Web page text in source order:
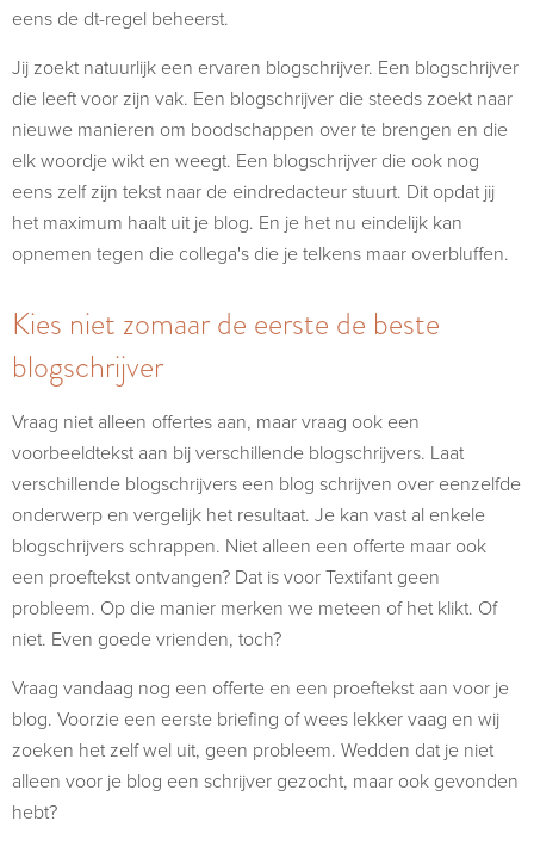
eens de dt-regel beheerst.
Jij zoekt natuurlijk een ervaren blogschrijver. Een blogschrijver
die leeft voor zijn vak. Een blogschrijver die steeds zoekt naar
nieuwe manieren om boodschappen over te brengen en die
elk woordje wikt en weegt. Een blogschrijver die ook nog
eens zelf zijn tekst naar de eindredacteur stuurt. Dit opdat jij
het maximum haalt uit je blog. En je het nu eindelijk kan
opnemen tegen die collega's die je telkens maar overbluffen.
Kies niet zomaar de eerste de beste
blogschrijver
Vraag niet alleen offertes aan, maar vraag ook een
voorbeeldtekst aan bij verschillende blogschrijvers. Laat
verschillende blogschrijvers een blog schrijven over eenzelfde
onderwerp en vergelijk het resultaat. Je kan vast al enkele
blogschrijvers schrappen. Niet alleen een offerte maar ook
een proeftekst ontvangen? Dat is voor Textifant geen
probleem. Op die manier merken we meteen of het klikt. Of
niet. Even goede vrienden, toch?
Vraag vandaag nog een offerte en een proeftekst aan voor je
blog. Voorzie een eerste briefing of wees lekker vaag en wij
zoeken het zelf wel uit, geen probleem. Wedden dat je niet
alleen voor je blog een schrijver gezocht, maar ook gevonden
hebt?